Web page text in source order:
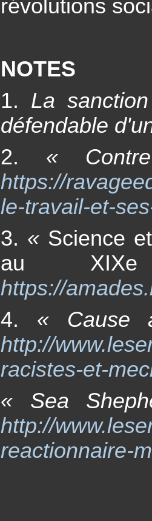
révolutions
NOTES
1. La
défendable
2. «
https://
le-travail-et-
3. « Science
au
https://
4. « Cause
http://
racistes-et-
« Sea
http://
reactionnaire-